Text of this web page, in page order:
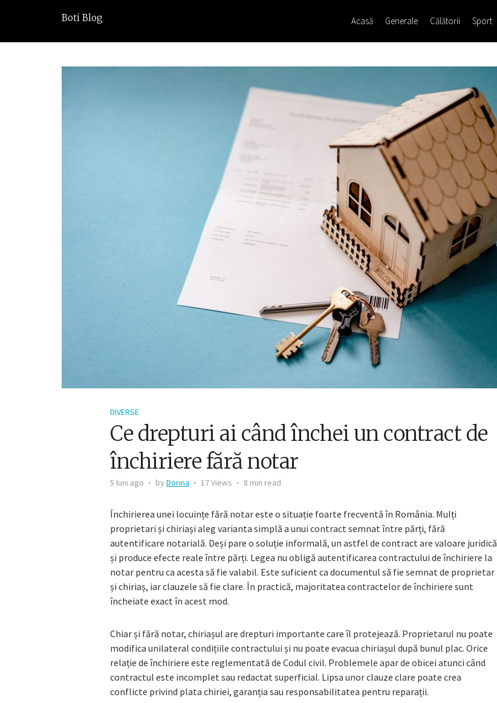
Boti Blog Acasă Generale Călătorii Sport
DIVERSE
Ce drepturi ai când închei un contract de
închiriere fără notar
5 luni ago by Dorina 17 Views 8 min read
Închirierea unei locuințe fără notar este o situație foarte frecventă în România. Mulți
proprietari și chiriași aleg varianta simplă a unui contract semnat între părți, fără
autentificare notarială. Deși pare o soluție informală, un astfel de contract are valoare juridică
și produce efecte reale între părți. Legea nu obligă autentificarea contractului de închiriere la
notar pentru ca acesta să fie valabil. Este suficient ca documentul să fie semnat de proprietar
și chiriaș, iar clauzele să fie clare. În practică, majoritatea contractelor de închiriere sunt
încheiate exact în acest mod.
Chiar și fără notar, chiriașul are drepturi importante care îl protejează. Proprietarul nu poate
modifica unilateral condițiile contractului și nu poate evacua chiriașul după bunul plac. Orice
relație de închiriere este reglementată de Codul civil. Problemele apar de obicei atunci când
contractul este incomplet sau redactat superficial. Lipsa unor clauze clare poate crea
conflicte privind plata chiriei, garanția sau responsabilitatea pentru reparații.